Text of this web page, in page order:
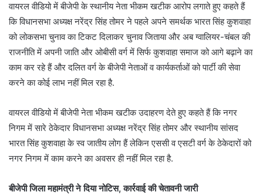
वायरल वीडियो में बीजेपी के स्थानीय नेता भीकम खटीक आरोप लगाते हुए कहते हैं
कि विधानसभा अध्यक्ष नरेंद्र सिंह तोमर ने पहले अपने समर्थक भारत सिंह कुशवाहा
को लोकसभा चुनाव का टिकट दिलाकर चुनाव जिताया और अब ग्वालियर-चंबल की
राजनीति में अपनी जाति और ओबीसी वर्ग में सिर्फ कुशवाहा समाज को आगे बढ़ाने का
काम कर रहे हैं और दलित वर्ग के बीजेपी नेताओं व कार्यकर्ताओं को पार्टी की सेवा
करने का कोई लाभ नहीं मिल रहा है.
वायरल वीडियो में बीजेपी नेता भीकम खटीक उदाहरण देते हुए कहते हैं कि नगर
निगम में सारे ठेकेदार विधानसभा अध्यक्ष नरेंद्र सिंह तोमर और स्थानीय सांसद
भारत सिंह कुशवाहा के स्व जातीय लोग हैं लेकिन एससी व एसटी वर्ग के ठेकेदारों को
नगर निगम में काम करने का अवसर ही नहीं मिल रहा है.
बीजेपी जिला महामंत्री ने दिया नोटिस, कार्रवाई की चेतावनी जारी